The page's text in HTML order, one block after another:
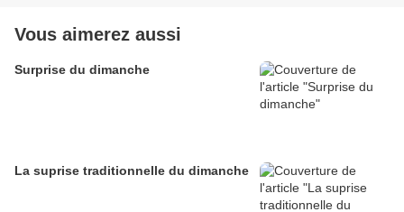
Vous aimerez aussi
Surprise du dimanche
La suprise traditionnelle du dimanche